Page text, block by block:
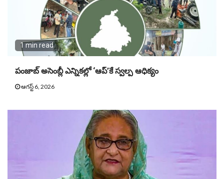
1 min read
పంజాబ్ అసెంబ్లీ ఎన్నికల్లో ‘ఆప్’కే స్వల్ప ఆధిక్యం
ఆగస్ట్ 6, 2026